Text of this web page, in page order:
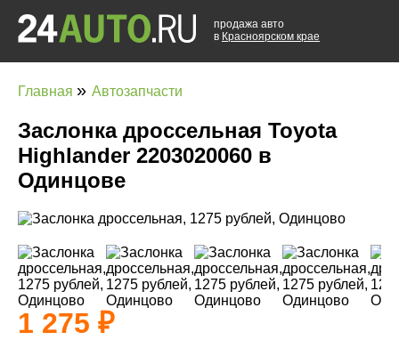
продажа авто
в Красноярском крае
Главная » Автозапчасти
Заслонка дроссельная Toyota
Highlander 2203020060 в
Одинцове
1 275